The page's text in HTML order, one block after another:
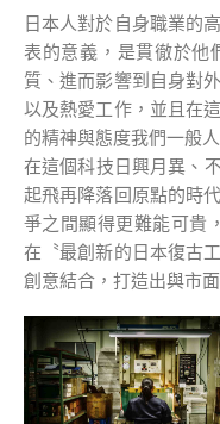
日本人對於自身職業的
表的意義，是貫徹於他
質、進而影響到自身對
以及熱愛工作，並且在
的精神與態度我們一般
在這個科技日興月異、
起飛再降落回原點的時
爭之間顯得更難能可貴
在〝最創新的日本復古
創意結合，打造出與市